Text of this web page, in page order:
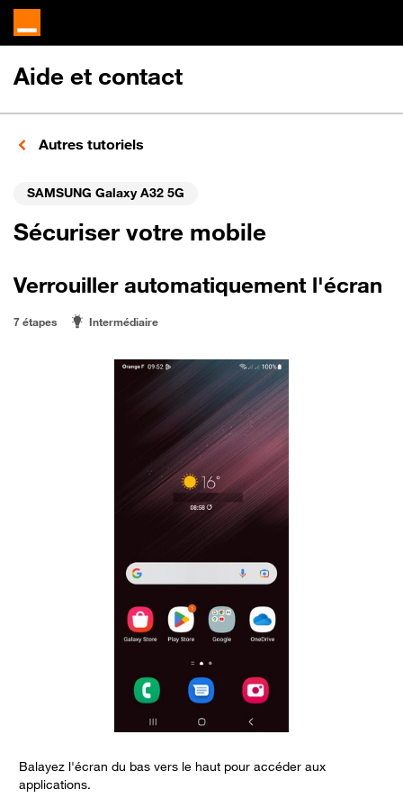
Aide et contact
Autres tutoriels
SAMSUNG Galaxy A32 5G
Sécuriser votre mobile
Verrouiller automatiquement l'écran
7 étapes Intermédiaire
Balayez l'écran du bas vers le haut pour accéder aux
applications.